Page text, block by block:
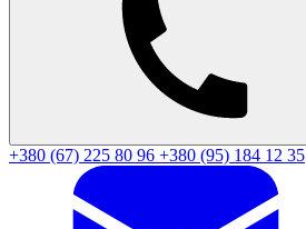
+380 (67) 225 80 96 +380 (95) 184 12 35